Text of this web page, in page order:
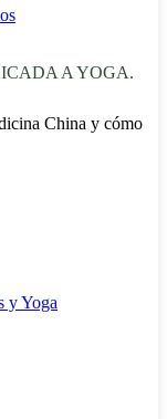
A YOGA.
China y cómo
y Yoga